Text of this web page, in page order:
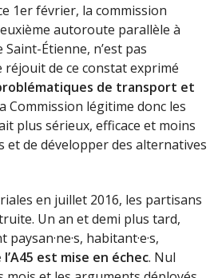
1er février, la commission
autoroute parallèle à
Étienne, n’est pas
réjouit de ce constat exprimé
de transport et
Commission légitime donc les
plus sérieux, efficace et moins
et de développer des alternatives
en juillet 2016, les partisans
Un an et demi plus tard,
paysan·ne·s, habitant·e·s,
est mise en échec. Nul